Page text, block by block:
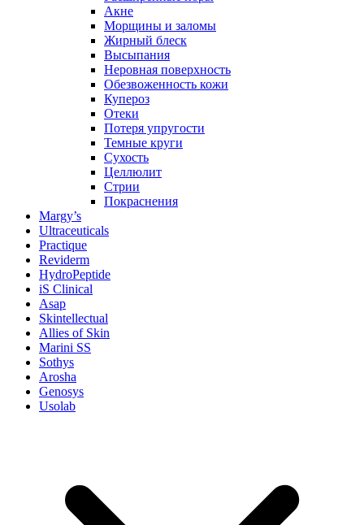
Акне
Морщины и заломы
Жирный блеск
Высыпания
Неровная поверхность
Обезвоженность кожи
Купероз
Отеки
Потеря упругости
Темные круги
Сухость
Целлюлит
Стрии
Покраснения
Margy’s
Ultraceuticals
Practique
Reviderm
HydroPeptide
iS Clinical
Asap
Skintellectual
Allies of Skin
Marini SS
Sothys
Arosha
Genosys
Usolab